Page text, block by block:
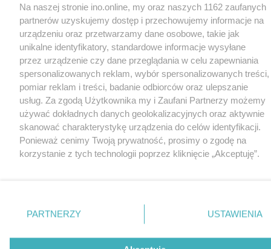
Na naszej stronie ino.online, my oraz naszych 1162 zaufanych
partnerów uzyskujemy dostęp i przechowujemy informacje na
urządzeniu oraz przetwarzamy dane osobowe, takie jak
unikalne identyfikatory, standardowe informacje wysyłane
przez urządzenie czy dane przeglądania w celu zapewniania
spersonalizowanych reklam, wybór spersonalizowanych treści,
pomiar reklam i treści, badanie odbiorców oraz ulepszanie
usług. Za zgodą Użytkownika my i Zaufani Partnerzy możemy
używać dokładnych danych geolokalizacyjnych oraz aktywnie
skanować charakterystykę urządzenia do celów identyfikacji.
Ponieważ cenimy Twoją prywatność, prosimy o zgodę na
korzystanie z tych technologii poprzez kliknięcie „Akceptuję”.
nie wymagają zgody użytkownika, ale masz prawo sprzeciwić
się takiemu przetwarzaniu. Preferencje będą miały
PARTNERZY USTAWIENIA